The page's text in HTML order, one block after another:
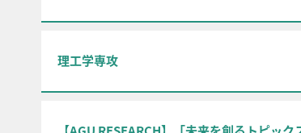
理工学専攻